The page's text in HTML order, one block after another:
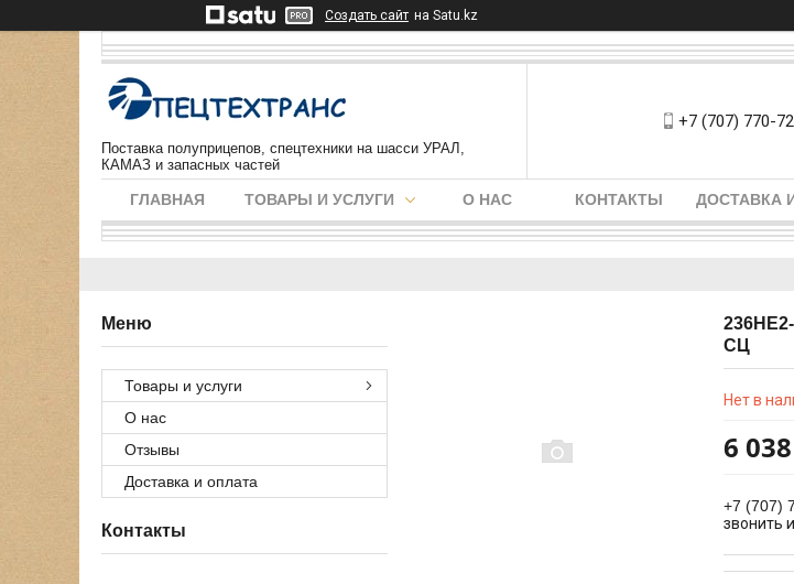
Создать сайт на Satu.kz
Поставка полуприцепов, спецтехники на шасси УРАЛ,
КАМАЗ и запасных частей
+7 (707) 770-
ГЛАВНАЯ ТОВАРЫ И УСЛУГИ О НАС КОНТАКТЫ ДОСТАВКА
СЦ
Нет в
6
+7 (707)
звонить
Товары и услуги
О нас
Отзывы
Доставка и оплата
Контакты